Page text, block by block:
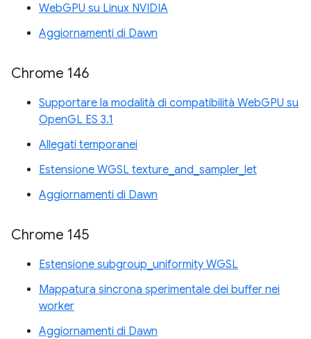
WebGPU su Linux NVIDIA
Aggiornamenti di Dawn
Chrome 146
Supportare la modalità di compatibilità WebGPU su
OpenGL ES 3.1
Allegati temporanei
Estensione WGSL texture_and_sampler_let
Aggiornamenti di Dawn
Chrome 145
Estensione subgroup_uniformity WGSL
Mappatura sincrona sperimentale dei buffer nei
worker
Aggiornamenti di Dawn